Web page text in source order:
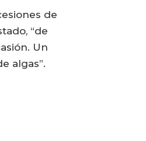
de
“de
Un
algas”.